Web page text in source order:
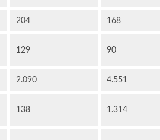
204 168
129 90
2.090 4.551
138 1.314